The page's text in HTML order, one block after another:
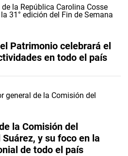
Patrimonio celebrará el
en todo el país
la Comisión del
y su foco en la
de todo el país